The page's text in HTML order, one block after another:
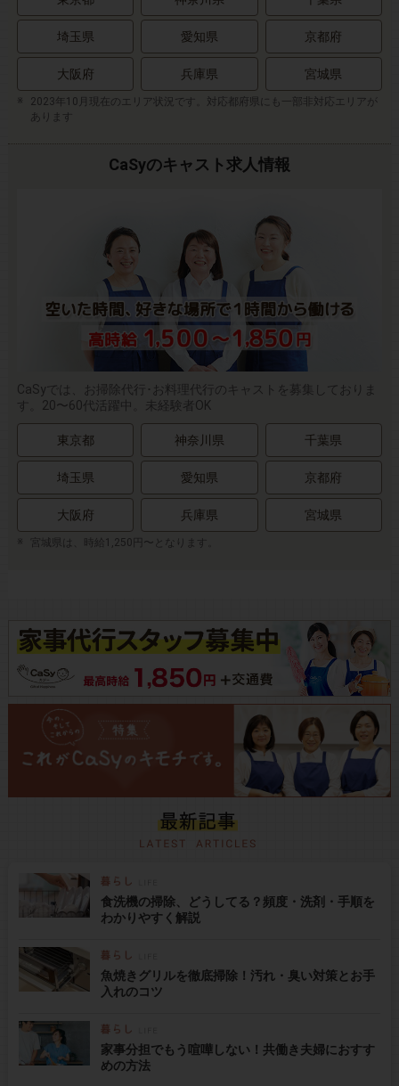
埼玉県 愛知県 京都府
大阪府 兵庫県 宮城県
2023年10月現在のエリア状況です。対応都府県にも一部非対応エリアが
あります
CaSyのキャスト求人情報
CaSyでは、お掃除代行･お料理代行のキャストを募集しておりま
す。20〜60代活躍中。未経験者OK
東京都 神奈川県 千葉県
埼玉県 愛知県 京都府
大阪府 兵庫県 宮城県
宮城県は、時給1,250円〜となります。
食洗機の掃除、どうしてる？頻度・洗剤・手順を
わかりやすく解説
魚焼きグリルを徹底掃除！汚れ・臭い対策とお手
入れのコツ
家事分担でもう喧嘩しない！共働き夫婦におすす
めの方法